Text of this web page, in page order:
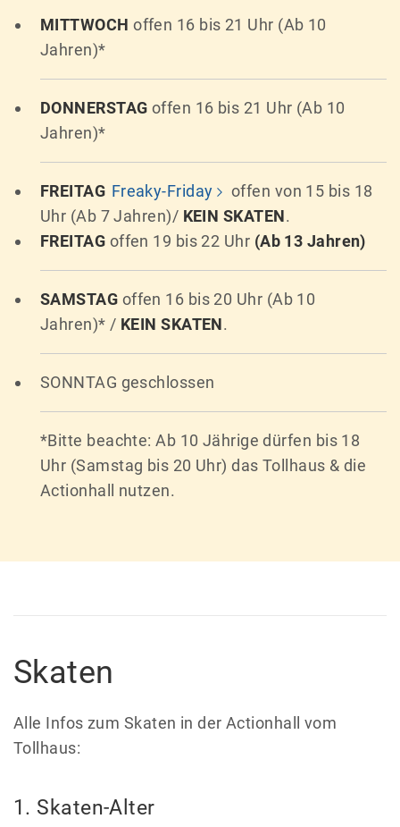
MITTWOCHoffen 16 bis 21 Uhr (Ab 10
Jahren)*
DONNERSTAG offen 16 bis 21 Uhr (Ab 10
Jahren)*
FREITAG Freaky-Friday
offen von 15 bis 18
Uhr (Ab 7 Jahren)/ KEIN SKATEN.
FREITAG offen 19 bis 22 Uhr (Ab 13 Jahren)
SAMSTAG offen 16 bis 20 Uhr (Ab 10
Jahren)* / KEIN SKATEN.
SONNTAG geschlossen
*Bitte beachte: Ab 10 Jährige dürfen bis 18
Uhr (Samstag bis 20 Uhr) das Tollhaus & die
Actionhall nutzen.
Skaten
Alle Infos zum Skaten in der Actionhall vom
Tollhaus:
1. Skaten-Alter